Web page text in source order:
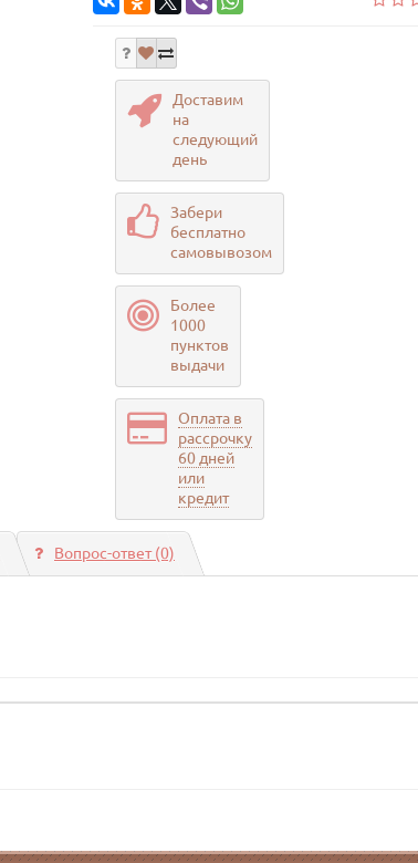
Доставим
на
следующий
день
Забери
бесплатно
самовывозом
Более
1000
пунктов
выдачи
Оплата в
рассрочку
60 дней
или
кредит
Вопрос-ответ(0)